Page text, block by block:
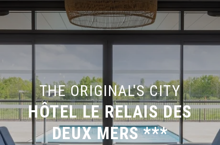
THE ORIGINAL'S CITY
HÔTEL LE RELAIS DES
DEUX MERS ***